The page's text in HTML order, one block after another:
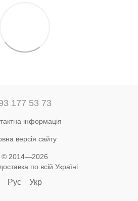
177 53 73
інформація
версія сайту
© 2014—2026
по всій Україні
Рус Укр